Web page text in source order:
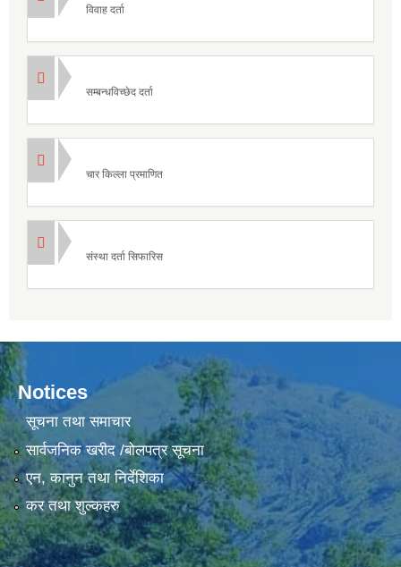
विवाह दर्ता
सम्बन्धविच्छेद दर्ता
चार किल्ला प्रमाणित
संस्था दर्ता सिफारिस
Notices
सूचना तथा समाचार
सार्वजनिक खरीद /बोलपत्र सूचना
एन, कानुन तथा निर्देशिका
कर तथा शुल्कहरु